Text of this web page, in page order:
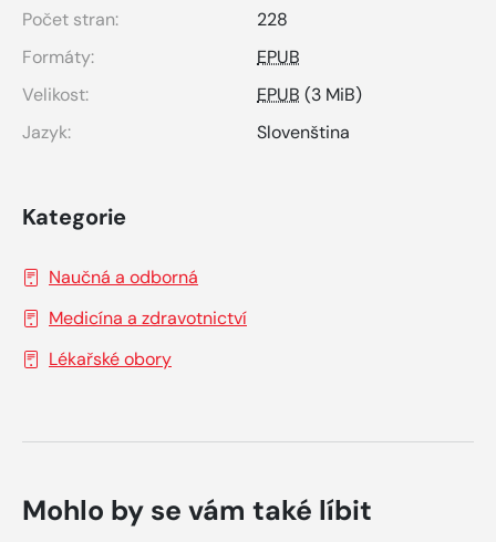
Počet stran:
228
Formáty:
EPUB
Velikost:
EPUB (3 MiB)
Jazyk:
Slovenština
Kategorie
Naučná a odborná
Medicína a zdravotnictví
Lékařské obory
Mohlo by se vám také líbit